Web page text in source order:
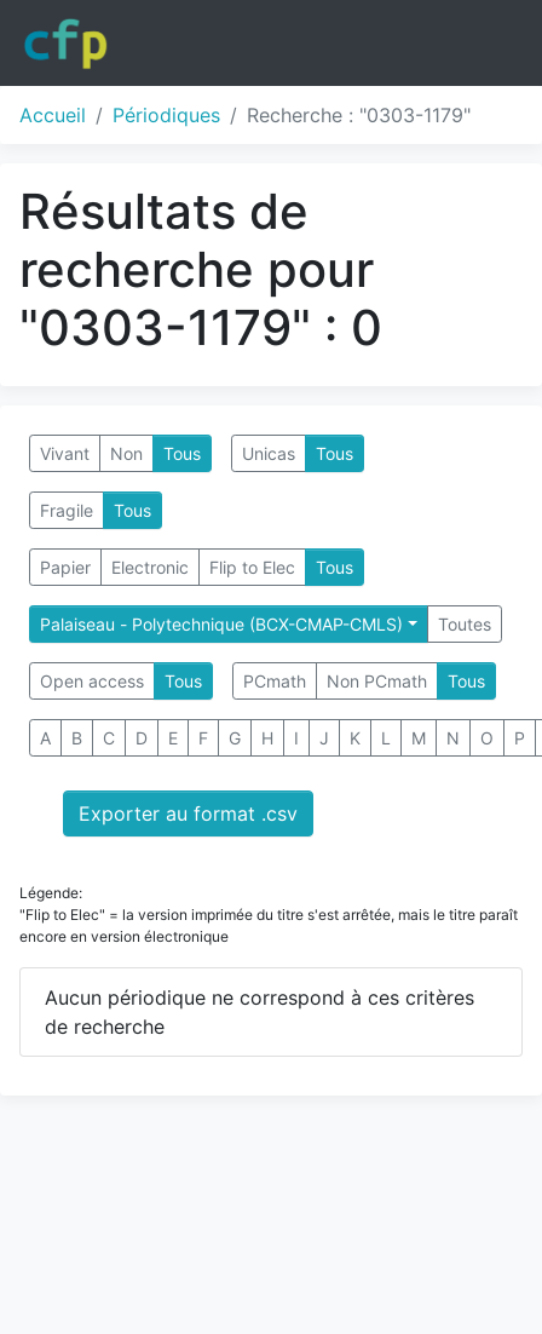
Accueil Périodiques Recherche : "0303-1179"
Résultats de
recherche pour
"0303-1179" : 0
Vivant Non Tous Unicas Tous
Fragile Tous
Papier Electronic Flip to Elec Tous
Palaiseau - Polytechnique (BCX-CMAP-CMLS) Toutes
Open access Tous PCmath Non PCmath Tous
A B C D E F G H I J K L M N O P
Exporter au format .csv
Légende:
"Flip to Elec" = la version imprimée du titre s'est arrêtée, mais le titre paraît
encore en version électronique
Aucun périodique ne correspond à ces critères
de recherche